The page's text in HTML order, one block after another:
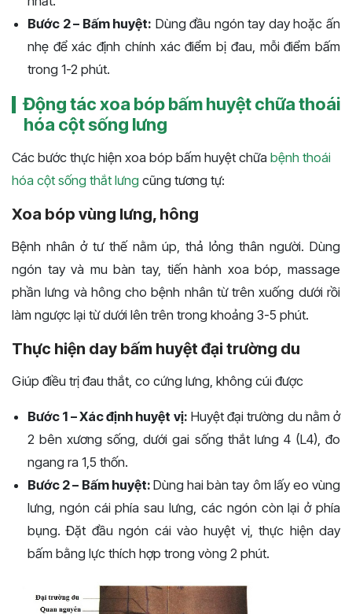
Bước 2 – Bấm huyệt: Dùng đầu ngón tay day hoặc ấn
nhẹ để xác định chính xác điểm bị đau, mỗi điểm bấm
trong 1-2 phút.
Động tác xoa bóp bấm huyệt chữa thoái
hóa cột sống lưng
Các bước thực hiện xoa bóp bấm huyệt chữa bệnh thoái
hóa cột sống thắt lưng cũng tương tự:
Xoa bóp vùng lưng, hông
Bệnh nhân ở tư thế nằm úp, thả lỏng thân người. Dùng
ngón tay và mu bàn tay, tiến hành xoa bóp, massage
phần lưng và hông cho bệnh nhân từ trên xuống dưới rồi
làm ngược lại từ dưới lên trên trong khoảng 3-5 phút.
Thực hiện day bấm huyệt đại trường du
Giúp điều trị đau thắt, co cứng lưng, không cúi được
Bước 1 – Xác định huyệt vị: Huyệt đại trường du nằm ở
2 bên xương sống, dưới gai sống thắt lưng 4 (L4), đo
ngang ra 1,5 thốn.
Bước 2 – Bấm huyệt: Dùng hai bàn tay ôm lấy eo vùng
lưng, ngón cái phía sau lưng, các ngón còn lại ở phía
bụng. Đặt đầu ngón cái vào huyệt vị, thực hiện day
bấm bằng lực thích hợp trong vòng 2 phút.